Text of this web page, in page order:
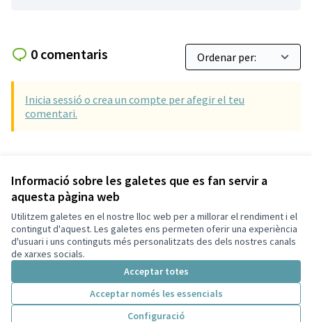
Informació sobre les galetes que es fan servir a
aquesta pàgina web
Utilitzem galetes en el nostre lloc web per a millorar el rendiment i el
contingut d'aquest. Les galetes ens permeten oferir una experiència
d'usuari i uns continguts més personalitzats des dels nostres canals
de xarxes socials.
Acceptar totes
Acceptar només les essencials
Configuració
0 comentaris
Inicia sessió o crea un compte per afegir el teu
comentari.
Versió 6(de 6) veure altres versions
Termes i condicions d'ús
Configuració de les galetes
Decidim Sant Cugat a X
(Enllaç extern)
Decidim Sant Cugat a Facebook
Decidim Sant Cugat a Instagram
Decidim Sant Cugat a GitHub
(Enllaç extern)
Amb
(Enllaç